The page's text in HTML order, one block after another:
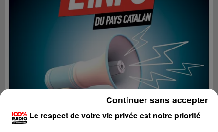
Le respect de votre vie privée est notre priorité
Continuer sans accepter